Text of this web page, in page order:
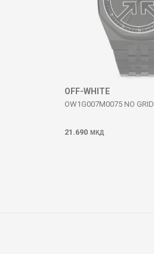
OFF-WHITE
OW1G007M0075 NO GRID
21.690 МКД